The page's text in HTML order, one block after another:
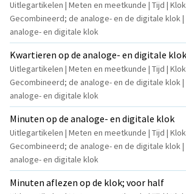
Uitlegartikelen | Meten en meetkunde | Tijd |
Gecombineerd; de analoge- en de digitale klok |
analoge- en digitale klok
Kwartieren op de analoge- en digitale klok
Uitlegartikelen | Meten en meetkunde | Tijd |
Gecombineerd; de analoge- en de digitale klok
analoge- en digitale klok
Minuten op de analoge- en digitale klok
Uitlegartikelen | Meten en meetkunde | Tijd |
Gecombineerd; de analoge- en de digitale klok |
analoge- en digitale klok
Minuten aflezen op de klok; voor half